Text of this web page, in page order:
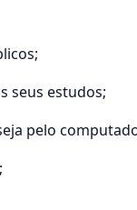
seus estudos;
pelo